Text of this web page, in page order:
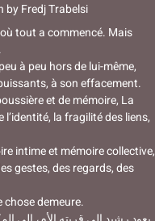
byFredj Trabelsi
tout a commencé. Mais
à peu hors de lui-même,
à son effacement.
et de mémoire, La
la fragilité des liens,
intime et mémoire collective,
gestes, des regards, des
chose demeure.